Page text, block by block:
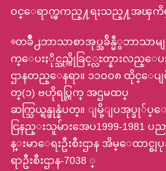
ဝင္ေရာက္ၾကည္႔ရႈသည္႔အၾ
◎တခ်ဳိ႕ဘာသာစာအုပ္အခ်ိန္မီွဘာသာ
က္ေပးႏိုင္သည္ကိုခြင့္လႊတ္နားလည္ေ
ဌာနတည္ေနရာ။ ၁၁ဝဝ၈ ထိုင္ေပျ
တ္(၁) ဗဟိုရပ္ကြက္ အဌမထပ္
ဆက္သြယ္ရန္ဖုန္နံပတ္။ ျမို့ျပအုပ္ခု်ပ္ေ
ငြနည္းသူမ်ားအေပ1999-1981 ပည
န္းမာေရးဦးစီးဌာန အိမ္ေထာင္စျ
ရာဦးစီးဌာန-7038 ္